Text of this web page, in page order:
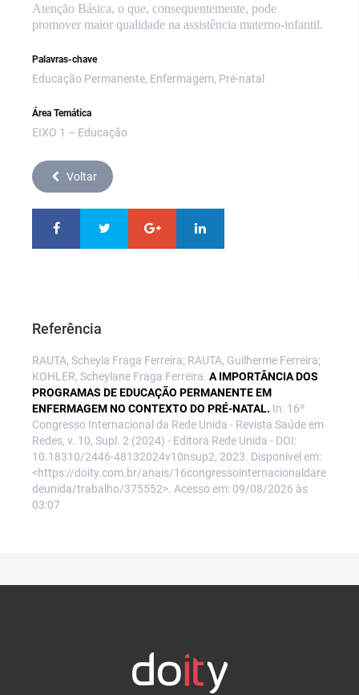
Atenção Básica, o que, consequentemente, pode
promover maior qualidade na assistência materno-infantil.
Palavras-chave
Educação Permanente, Enfermagem, Pré-natal
Área Temática
EIXO 1 – Educação
Voltar
Referência
RAUTA, Scheyla Fraga Ferreira; RAUTA, Guilherme Ferreira;
KOHLER, Scheylane Fraga Ferreira. A IMPORTÂNCIA DOS
PROGRAMAS DE EDUCAÇÃO PERMANENTE EM
ENFERMAGEM NO CONTEXTO DO PRÉ-NATAL. In: 16º
Congresso Internacional da Rede Unida - Revista Saúde em
Redes, v. 10, Supl. 2 (2024) - Editora Rede Unida - DOI:
10.18310/2446-48132024v10nsup2, 2023. Disponível em:
<https://doity.com.br/anais/16congressointernacionaldare
deunida/trabalho/375552>. Acesso em: 09/08/2026 às
03:07